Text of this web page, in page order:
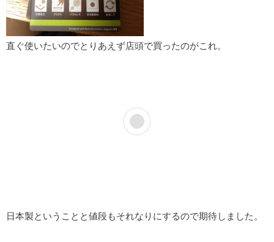
直ぐ使いたいのでとりあえず店頭で買ったのがこれ。
日本製ということと値段もそれなりにするので期待しました。